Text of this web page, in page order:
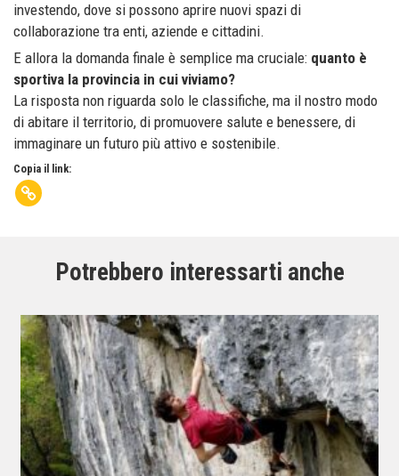
investendo, dove si possono aprire nuovi spazi di
collaborazione tra enti, aziende e cittadini.
E allora la domanda finale è semplice ma cruciale: quanto è
sportiva la provincia in cui viviamo?
La risposta non riguarda solo le classifiche, ma il nostro modo
di abitare il territorio, di promuovere salute e benessere, di
immaginare un futuro più attivo e sostenibile.
Copia il link:
Potrebbero interessarti anche